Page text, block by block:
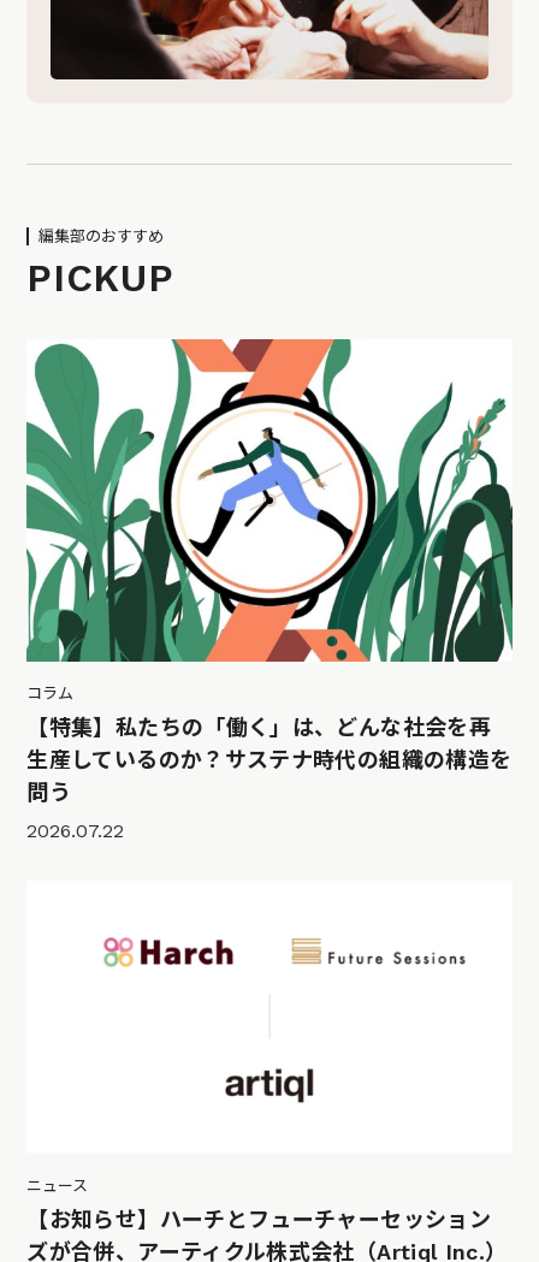
編集部のおすすめ
PICKUP
コラム
【特集】私たちの「働く」は、どんな社会を再
生産しているのか？サステナ時代の組織の構造を
問う
2026.07.22
ニュース
【お知らせ】ハーチとフューチャーセッション
ズが合併、アーティクル株式会社（Artiql Inc.）